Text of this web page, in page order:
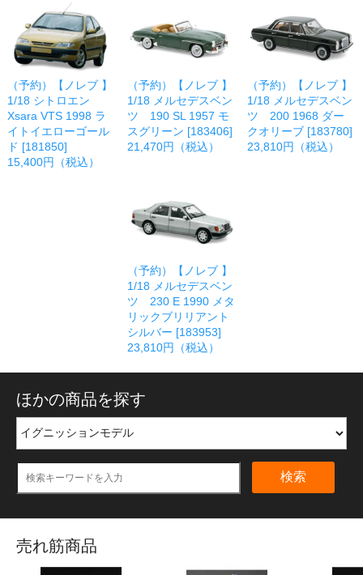
（予約）【ノレブ 】
1/18 シトロエン
Xsara VTS 1998 ラ
イトイエローゴール
ド [181850]
15,400円（税込）
（予約）【ノレブ 】
1/18 メルセデスベン
ツ 190 SL 1957 モ
スグリーン [183406]
21,470円（税込）
（予約）【ノレブ 】
1/18 メルセデスベン
ツ 200 1968 ダー
クオリーブ [183780]
23,810円（税込）
（予約）【ノレブ 】
1/18 メルセデスベン
ツ 230 E 1990 メタ
リックブリリアント
シルバー [183953]
23,810円（税込）
ほかの商品を探す
検索
売れ筋商品